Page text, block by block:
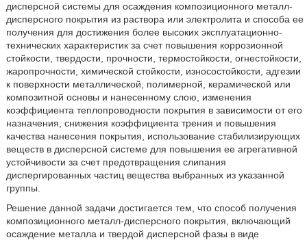
дисперсной системы для осаждения композиционного металл-
дисперсного покрытия из раствора или электролита и способа ее
получения для достижения более высоких эксплуатационно-
технических характеристик за счет повышения коррозионной
стойкости, твердости, прочности, термостойкости, огнестойкости,
жаропрочности, химической стойкости, износостойкости, адгезии
к поверхности металлической, полимерной, керамической или
композитной основы и нанесенному слою, изменения
коэффициента теплопроводности покрытия в зависимости от его
назначения, снижения коэффициента трения и повышения
качества нанесения покрытия, использование стабилизирующих
веществ в дисперсной системе для повышения ее агрегативной
устойчивости за счет предотвращения слипания
диспергированных частиц вещества выбранных из указанной
группы.
Решение данной задачи достигается тем, что способ получения
композиционного металл-дисперсного покрытия, включающий
осаждение металла и твердой дисперсной фазы в виде